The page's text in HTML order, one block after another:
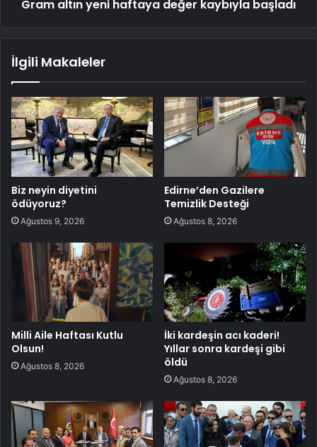
Gram altın yeni haftaya değer kaybıyla başladı
İlgili Makaleler
Biz neyin diyetini
ödüyoruz?
Ağustos 9, 2026
Edirne’den Gazilere
Temizlik Desteği
Ağustos 8, 2026
Milli Aile Haftası Kutlu
Olsun!
Ağustos 8, 2026
İki kardeşin acı kaderi!
Yıllar sonra kardeşi gibi
öldü
Ağustos 8, 2026